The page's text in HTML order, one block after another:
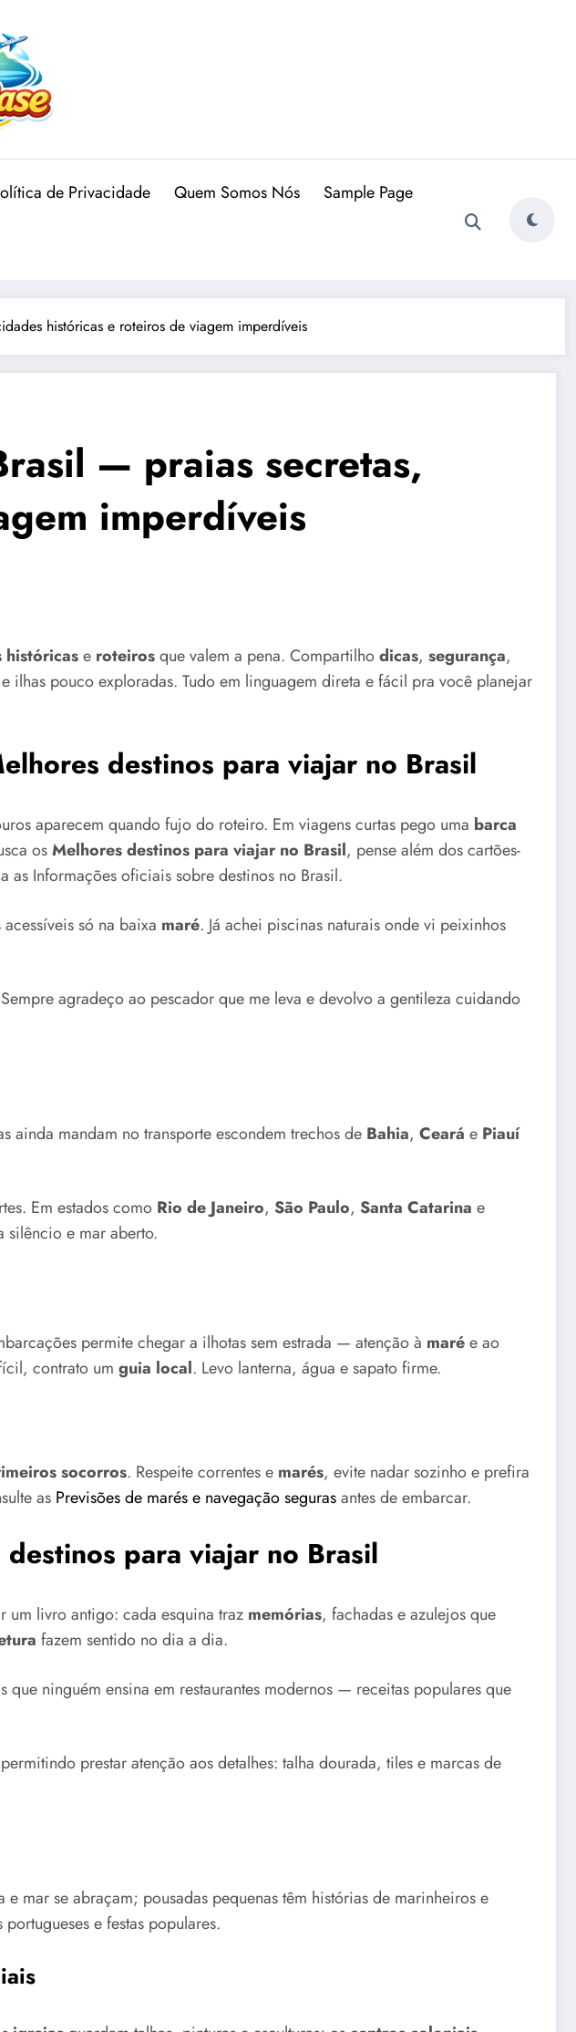
de Privacidade Quem Somos Nós Sample Page
históricas e roteiros de viagem imperdíveis
— praias secretas,
imperdíveis
históricase roteirosque valem a pena. Compartilhodicas, segurança,
ilhas pouco exploradas. Tudo em linguagem direta e fácil pra você planejar
destinos para viajar no Brasil
aparecem quando fujo do roteiro. Em viagens curtas pego uma barca
osMelhores destinos para viajar no Brasil, pense além dos cartões-
as Informações oficiais sobre destinos no Brasil.
só na baixa maré. Já achei piscinas naturais onde vi peixinhos
agradeço ao pescador que me leva e devolvo a gentileza cuidando
ainda mandam no transporte escondem trechos de Bahia, Ceará e Piauí
Em estados como Rio de Janeiro, São Paulo, Santa Catarina e
silêncio e mar aberto.
permite chegar a ilhotas sem estrada — atenção à marée ao
contrato um guia local. Levo lanterna, água e sapato firme.
socorros. Respeite correntes e marés, evite nadar sozinho e prefira
as Previsões de marés e navegação segurasantes de embarcar.
para viajar no Brasil
um livro antigo: cada esquina traz memórias, fachadas e azulejos que
fazem sentido no dia a dia.
ninguém ensina em restaurantes modernos — receitas populares que
prestar atenção aos detalhes: talha dourada, tiles e marcas de
mar se abraçam; pousadas pequenas têm histórias de marinheiros e
e festas populares.